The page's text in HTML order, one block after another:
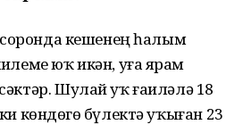
кешенең һалым
юҡ икән, уға ярҙам
Шулай уҡ ғаиләлә 18
көндөҙгө бүлектә уҡыған 23